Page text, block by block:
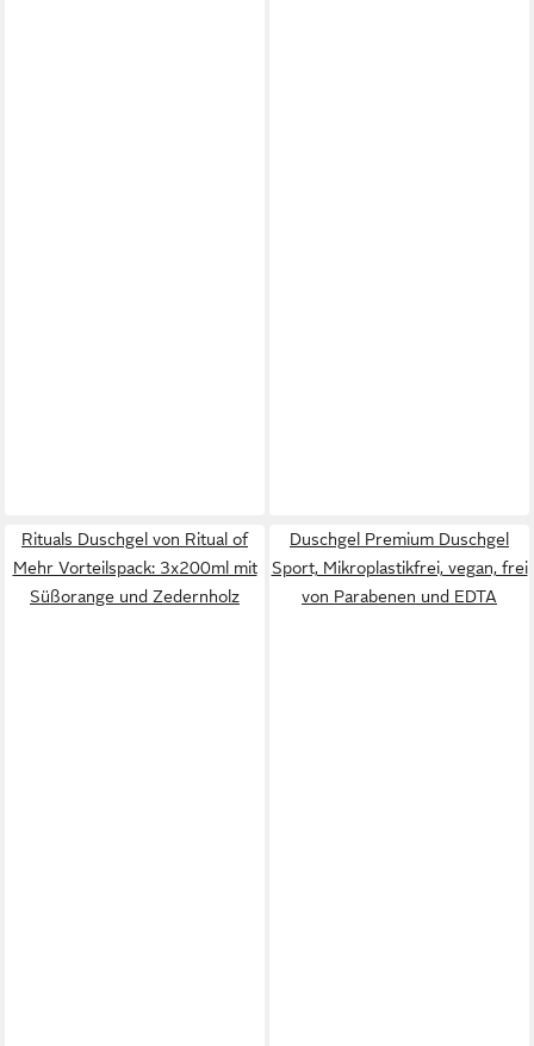
Rituals Duschgel von Ritual of
Mehr Vorteilspack: 3x200ml mit
Süßorange und Zedernholz
Duschgel Premium Duschgel
Sport, Mikroplastikfrei, vegan, frei
von Parabenen und EDTA